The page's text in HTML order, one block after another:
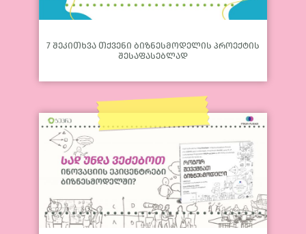
7 შეკითხვა თქვენი ბიზნესმოდელის პროექტის
შესაფასებლად